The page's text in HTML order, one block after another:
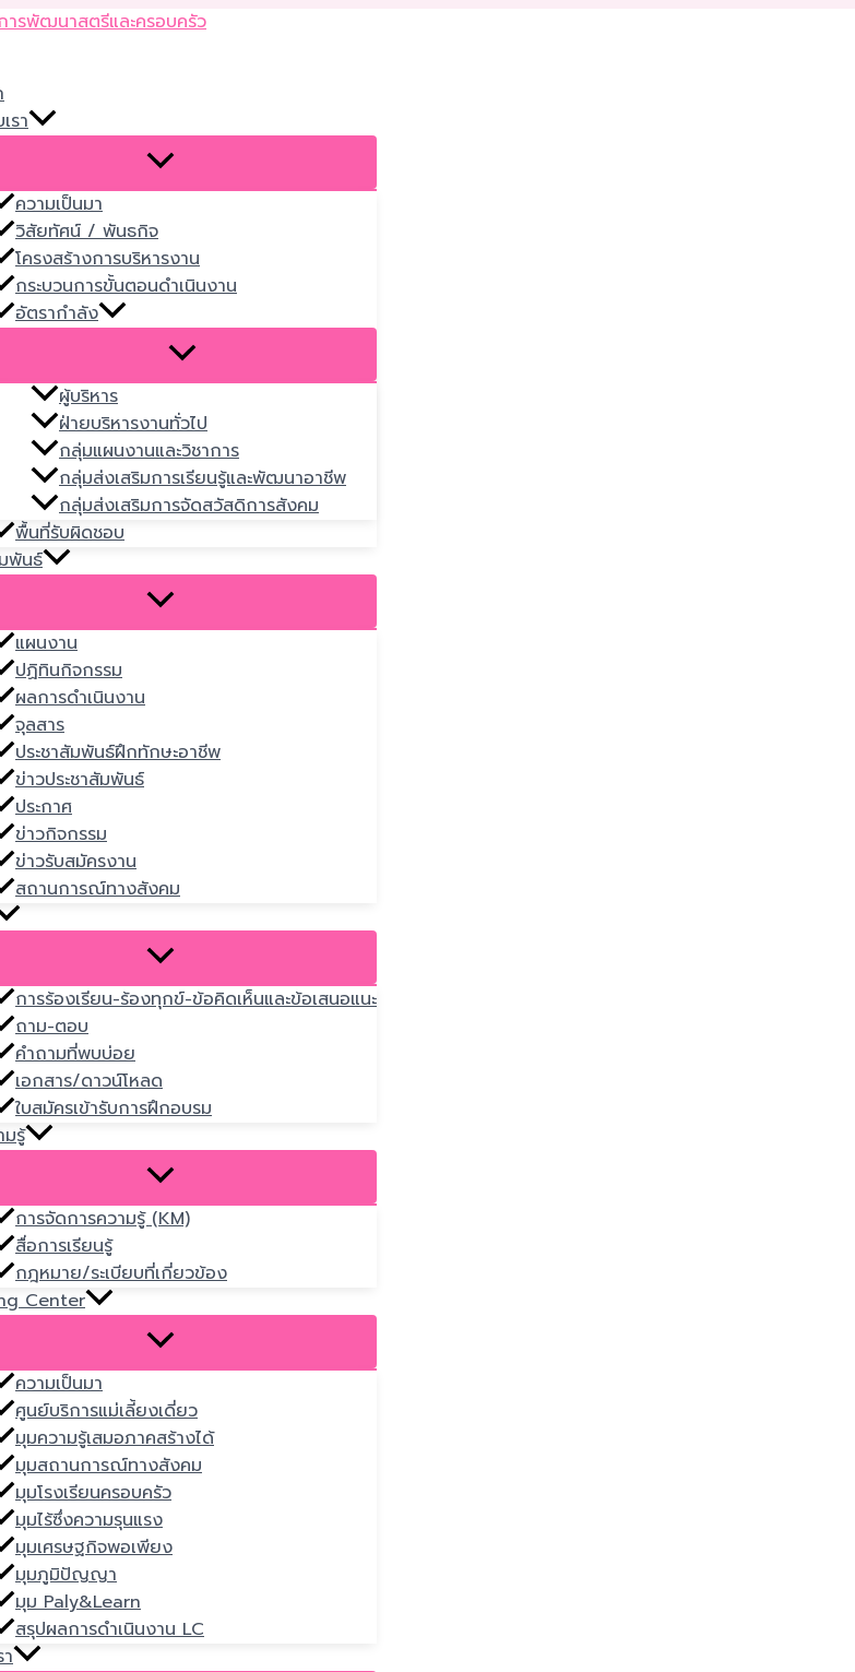
Skip
รา
ความเป็นมา
วิสัยทัศน์ / พันธกิจ
โครงสร้างการบริหารงาน
กระบวนการขั้นตอนดำเนินงาน
อัตรากำลัง
ผู้บริหาร
ฝ่ายบริหารงานทั่วไป
กลุ่มแผนงานและวิชาการ
กลุ่มส่งเสริมการเรียนรู้และพัฒนาอาชีพ
กลุ่มส่งเสริมการจัดสวัสดิการสังคม
พื้นที่รับผิดชอบ
พันธ์
แผนงาน
ปฏิทินกิจกรรม
ผลการดำเนินงาน
จุลสาร
ประชาสัมพันธ์ฝึกทักษะอาชีพ
ข่าวประชาสัมพันธ์
ประกาศ
ข่าวกิจกรรม
ข่าวรับสมัครงาน
สถานการณ์ทางสังคม
การร้องเรียน-ร้องทุกข์-ข้อคิดเห็นและข้อเสนอแนะ
ถาม-ตอบ
คำถามที่พบบ่อย
เอกสาร/ดาวน์โหลด
ใบสมัครเข้ารับการฝึกอบรม
รู้
การจัดการความรู้ (KM)
สื่อการเรียนรู้
กฎหมาย/ระเบียบที่เกี่ยวข้อง
Center
ความเป็นมา
ศูนย์บริการแม่เลี้ยงเดี่ยว
มุมความรู้เสมอภาคสร้างได้
มุมสถานการณ์ทางสังคม
มุมโรงเรียนครอบครัว
มุมไร้ซึ่งความรุนแรง
มุมเศรษฐกิจพอเพียง
มุมภูมิปัญญา
มุม Paly&Learn
สรุปผลการดำเนินงาน LC